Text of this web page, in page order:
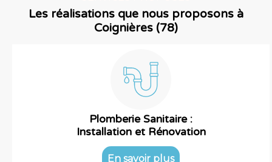
Les réalisations que nous proposons à
Coignières (78)
Plomberie Sanitaire :
Installation et Rénovation
En savoir plus